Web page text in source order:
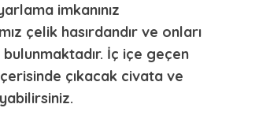
imkanınız
çelik hasırdandır ve onları
İç içe geçen
çıkacak civata ve